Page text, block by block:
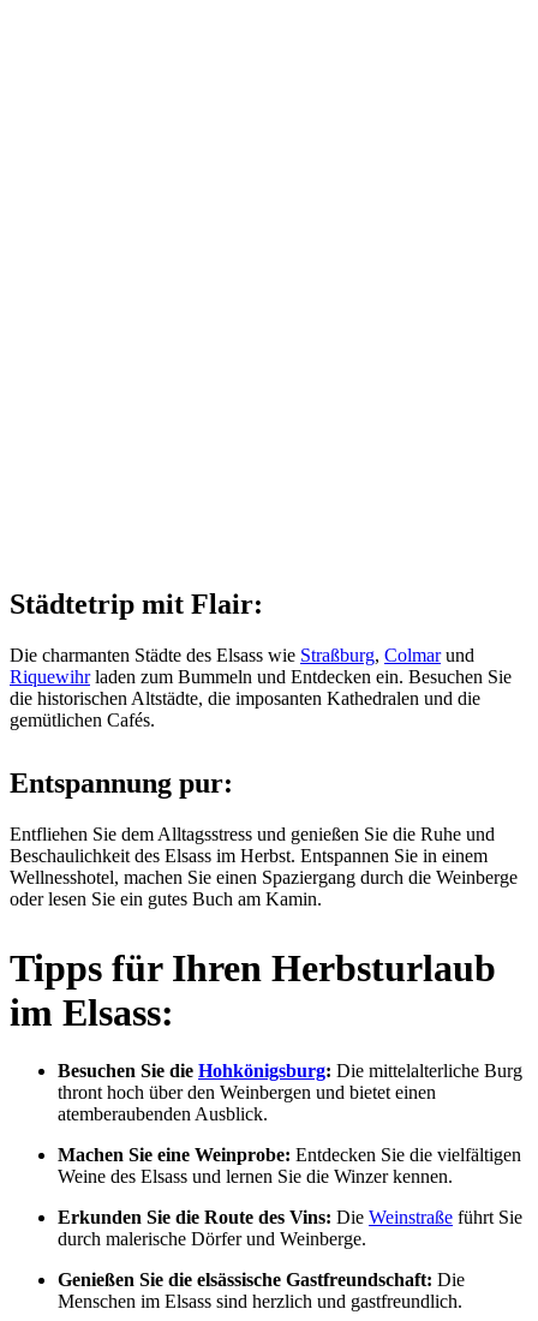
Städtetrip mit Flair:
Die charmanten Städte des Elsass wie Straßburg, Colmarund
Riquewihrladen zum Bummeln und Entdecken ein. Besuchen Sie
die historischen Altstädte, die imposanten Kathedralen und die
gemütlichen Cafés.
Entspannung pur:
Entfliehen Sie dem Alltagsstress und genießen Sie die Ruhe und
Beschaulichkeit des Elsass im Herbst. Entspannen Sie in einem
Wellnesshotel, machen Sie einen Spaziergang durch die Weinberge
oder lesen Sie ein gutes Buch am Kamin.
Tipps für Ihren Herbsturlaub
im Elsass:
Besuchen Sie die Hohkönigsburg: Die mittelalterliche Burg
thront hoch über den Weinbergen und bietet einen
atemberaubenden Ausblick.
Machen Sie eine Weinprobe: Entdecken Sie die vielfältigen
Weine des Elsass und lernen Sie die Winzer kennen.
Erkunden Sie die Route des Vins: Die Weinstraße führt Sie
durch malerische Dörfer und Weinberge.
Genießen Sie die elsässische Gastfreundschaft: Die
Menschen im Elsass sind herzlich und gastfreundlich.